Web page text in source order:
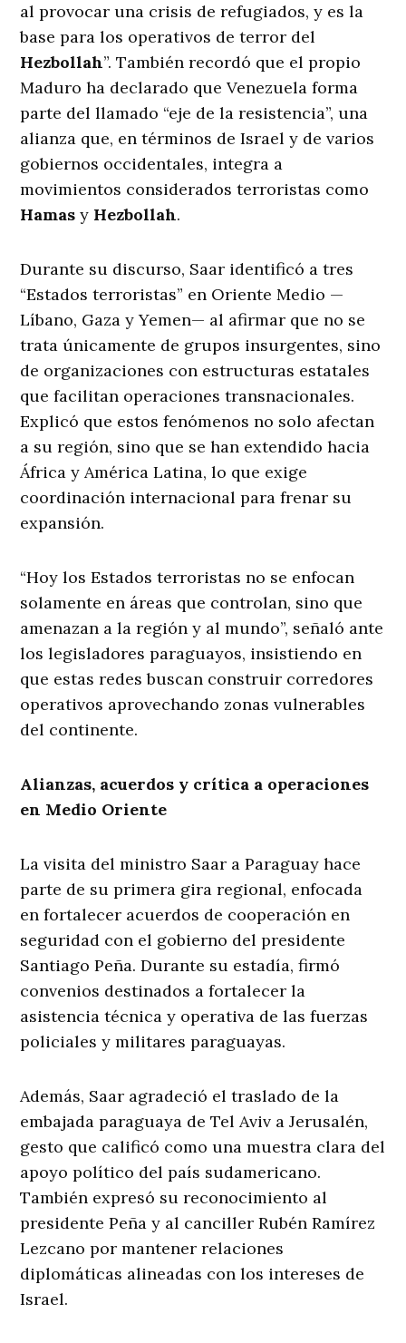
al provocar una crisis de refugiados, y es la
base para los operativos de terror del
Hezbollah”. También recordó que el propio
Maduro ha declarado que Venezuela forma
parte del llamado “eje de la resistencia”, una
alianza que, en términos de Israel y de varios
gobiernos occidentales, integra a
movimientos considerados terroristas como
Hamas y Hezbollah.
Durante su discurso, Saar identificó a tres
“Estados terroristas” en Oriente Medio —
Líbano, Gaza y Yemen— al afirmar que no se
trata únicamente de grupos insurgentes, sino
de organizaciones con estructuras estatales
que facilitan operaciones transnacionales.
Explicó que estos fenómenos no solo afectan
a su región, sino que se han extendido hacia
África y América Latina, lo que exige
coordinación internacional para frenar su
expansión.
“Hoy los Estados terroristas no se enfocan
solamente en áreas que controlan, sino que
amenazan a la región y al mundo”, señaló ante
los legisladores paraguayos, insistiendo en
que estas redes buscan construir corredores
operativos aprovechando zonas vulnerables
del continente.
Alianzas, acuerdos y crítica a operaciones
en Medio Oriente
La visita del ministro Saar a Paraguay hace
parte de su primera gira regional, enfocada
en fortalecer acuerdos de cooperación en
seguridad con el gobierno del presidente
Santiago Peña. Durante su estadía, firmó
convenios destinados a fortalecer la
asistencia técnica y operativa de las fuerzas
policiales y militares paraguayas.
Además, Saar agradeció el traslado de la
embajada paraguaya de Tel Aviv a Jerusalén,
gesto que calificó como una muestra clara del
apoyo político del país sudamericano.
También expresó su reconocimiento al
presidente Peña y al canciller Rubén Ramírez
Lezcano por mantener relaciones
diplomáticas alineadas con los intereses de
Israel.